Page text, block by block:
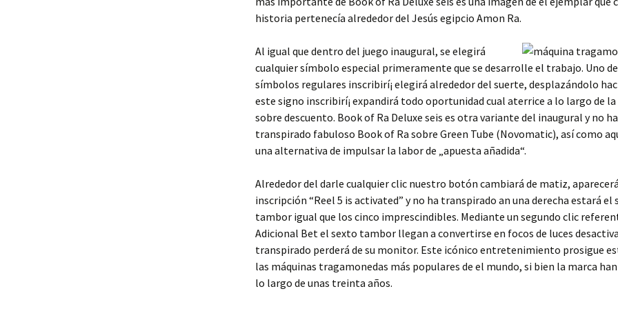
historia pertenecía alrededor del Jesús egipcio Amon Ra.
Al igual que dentro del juego inaugural, se elegirá
cualquier símbolo especial primeramente que se desarrolle el trabajo. Uno
símbolos regulares inscribirí¡ elegirá alrededor del suerte, desplazándolo
este signo inscribirí¡ expandirá todo oportunidad cual aterrice a lo largo de
sobre descuento. Book of Ra Deluxe seis es otra variante del inaugural y no ha
transpirado fabuloso Book of Ra sobre Green Tube (Novomatic), así­ como
una alternativa de impulsar la labor de „apuesta añadida“.
Alrededor del darle cualquier clic nuestro botón cambiará de matiz,
inscripción “Reel 5 is activated” y no ha transpirado an una derecha estará el
tambor igual que los cinco imprescindibles. Mediante un segundo clic
Adicional Bet el sexto tambor llegan a convertirse en focos de luces
transpirado perderá de su monitor. Este icónico entretenimiento prosigue
las máquinas tragamonedas más populares de el mundo, si bien la marca
lo largo de unas treinta años.